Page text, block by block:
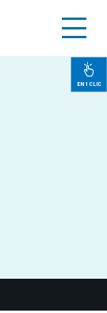
EN 1 CLIC